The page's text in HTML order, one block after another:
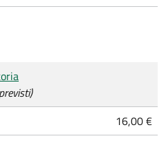
16,00 €